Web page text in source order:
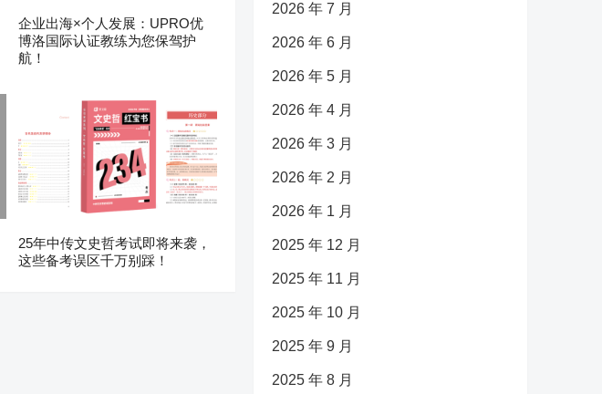
企业出海×个人发展：UPRO优
博洛国际认证教练为您保驾护
航！
25年中传文史哲考试即将来袭，
这些备考误区千万别踩！
2026 年 7 月
2026 年 6 月
2026 年 5 月
2026 年 4 月
2026 年 3 月
2026 年 2 月
2026 年 1 月
2025 年 12 月
2025 年 11 月
2025 年 10 月
2025 年 9 月
2025 年 8 月